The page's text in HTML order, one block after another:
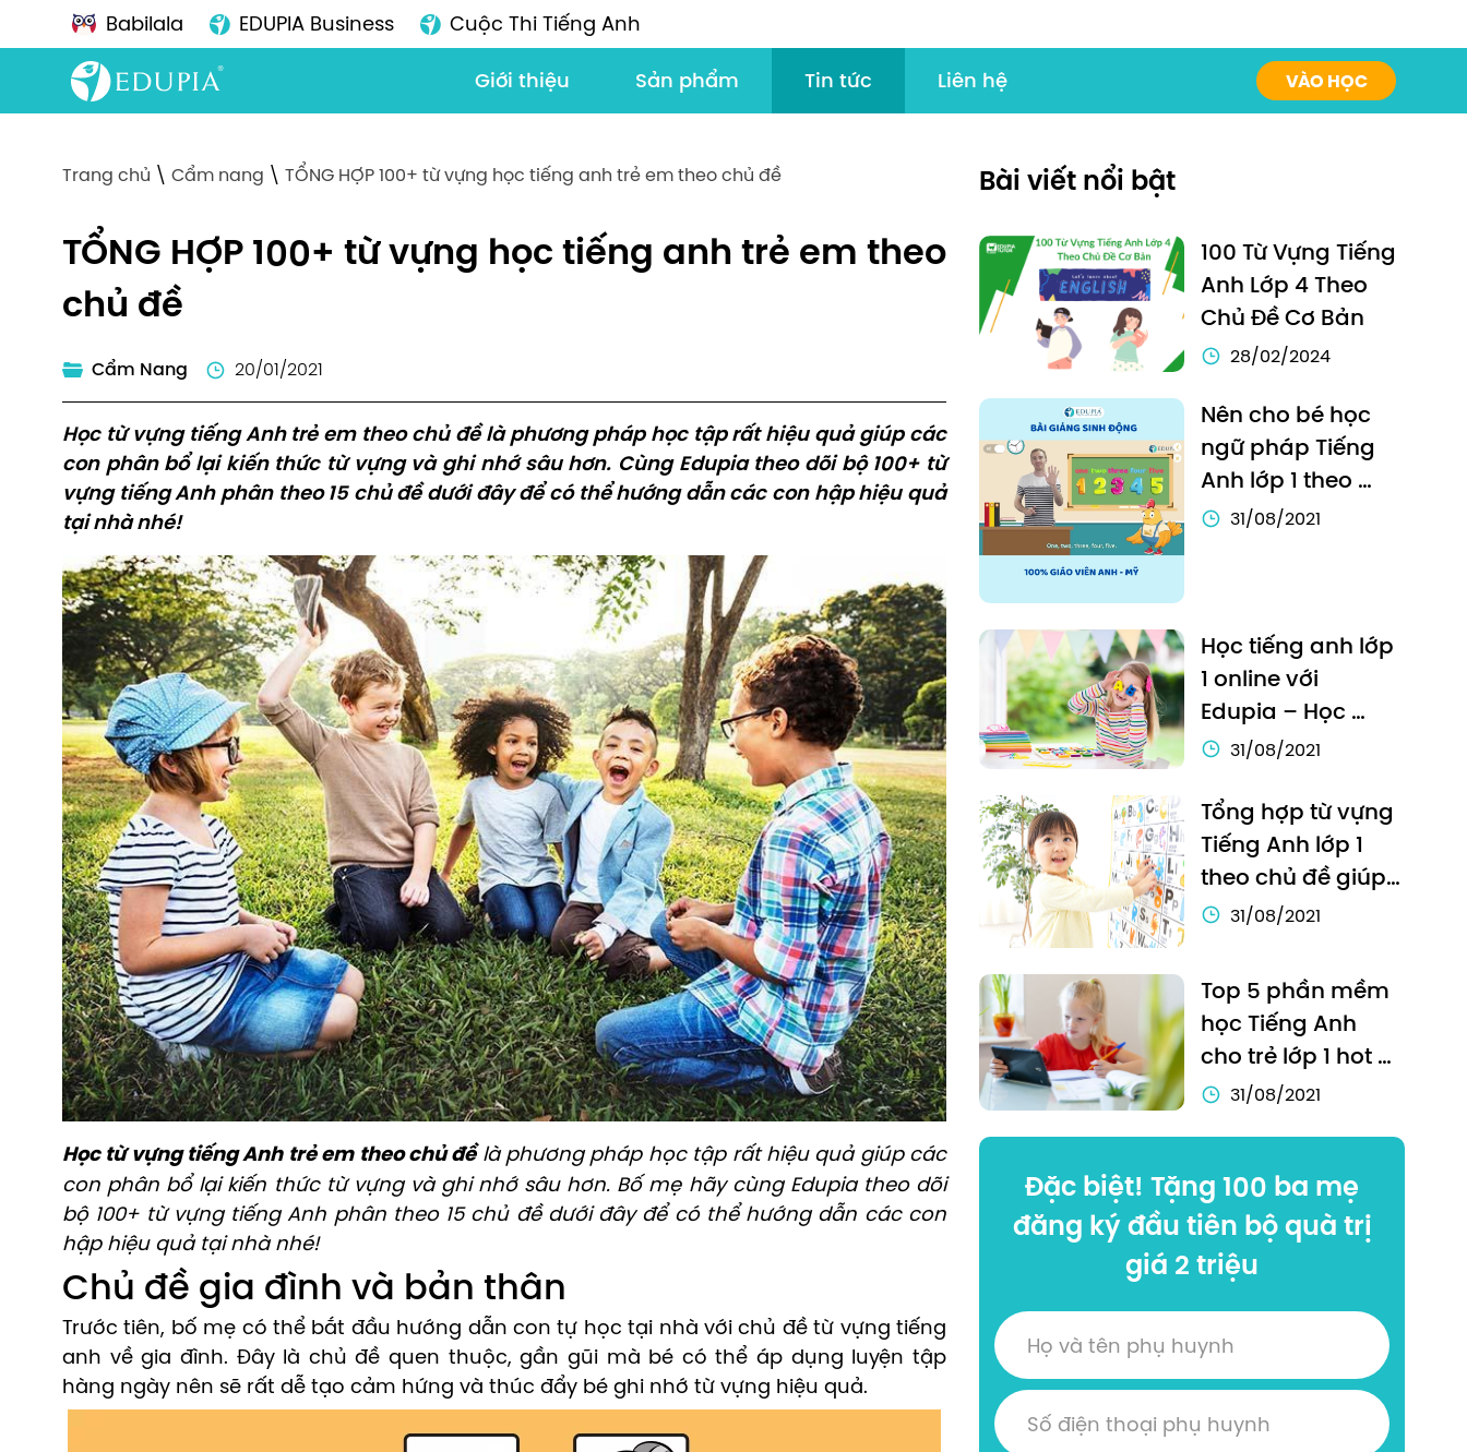
Babilala EDUPIA Business
Cuộc Thi Tiếng Anh
Giới thiệu
Sản phẩm Tin tức Liên hệ VÀO HỌC
Trang chủ \ Cẩm nang \ TỔNG HỢP 100+ từ vựng học tiếng anh trẻ em theo chủ đề
TỔNG HỢP 100+ từ vựng học tiếng anh trẻ em theo
chủ đề
Cẩm Nang 20/01/2021
Học từ vựng tiếng Anh trẻ em theo chủ đề là phương pháp học tập rất hiệu quả giúp các
con phân bổ lại kiến thức từ vựng và ghi nhớ sâu hơn. Cùng Edupia theo dõi bộ 100+ từ
vựng tiếng Anh phân theo 15 chủ đề dưới đây để có thể hướng dẫn các con hập hiệu quả
tại nhà nhé!
Học từ vựng tiếng Anh trẻ em theo chủ đềlà phương pháp học tập rất hiệu quả giúp các
con phân bổ lại kiến thức từ vựng và ghi nhớ sâu hơn. Bố mẹ hãy cùng Edupia theo dõi
bộ 100+ từ vựng tiếng Anh phân theo 15 chủ đề dưới đây để có thể hướng dẫn các con
hập hiệu quả tại nhà nhé!
Chủ đề gia đình và bản thân
Trước tiên, bố mẹ có thể bắt đầu hướng dẫn con tự học tại nhà với chủ đề từ vựng tiếng
anh về gia đình. Đây là chủ đề quen thuộc, gần gũi mà bé có thể áp dụng luyện tập
hàng ngày nên sẽ rất dễ tạo cảm hứng và thúc đẩy bé ghi nhớ từ vựng hiệu quả.
Bài viết nổi bật
100 Từ Vựng Tiếng
Anh Lớp 4 Theo
Chủ Đề Cơ Bản
28/02/2024
Nên cho bé học
ngữ pháp Tiếng
Anh lớp 1 theo
phương pháp
31/08/2021
Học tiếng anh lớp
1 online với
Edupia – Học
tiếng Anh chưa
thế!
31/08/2021
Tổng hợp từ vựng
Tiếng Anh lớp 1
theo chủ đề giúp
bé học hiệu quả
31/08/2021
Top 5 phần mềm
học Tiếng Anh
cho trẻ lớp 1 hot
nhất hiện nay
31/08/2021
Đặc biệt! Tặng 100 ba mẹ
đăng ký đầu tiên bộ quà trị
giá 2 triệu